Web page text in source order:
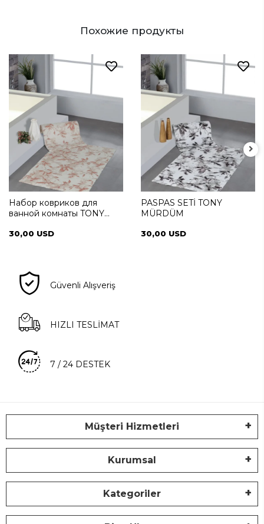
Похожие продукты
Набор ковриков для
ванной комнаты TONY
30,00 USD
PASPAS SETİ TONY
MÜRDÜM
30,00 USD
Güvenli Alışveriş
HIZLI TESLİMAT
7 / 24 DESTEK
Müşteri Hizmetleri
Kurumsal
Kategoriler